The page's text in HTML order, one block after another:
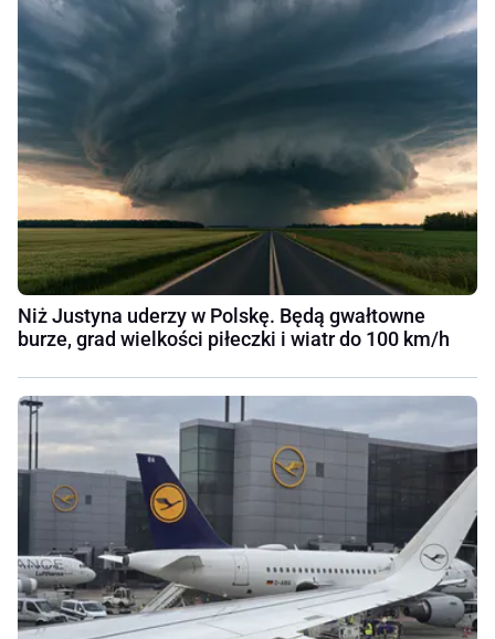
Niż Justyna uderzy w Polskę. Będą gwałtowne
burze, grad wielkości piłeczki i wiatr do 100 km/h